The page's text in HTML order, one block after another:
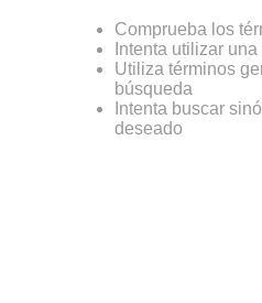
Comprueba los
Intenta utilizar
Utiliza términos
búsqueda
Intenta buscar
deseado